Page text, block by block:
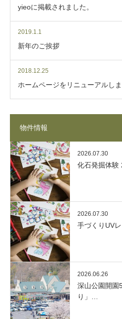
yieoに掲載されました。
2019.1.1
新年のご挨拶
2018.12.25
ホームページをリニューアルし
物件情報
2026.07.30
化石発掘体験
2026.07.30
手づくりUV
2026.06.26
深山公園開園
り」…